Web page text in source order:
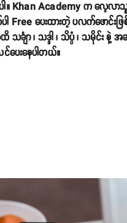
Khan Academy က လေ့လာသူ
ပေးထားတဲ့ ပလက်ဖောင်းဖ
င်္ချာ ၊ သဒ္ဒါ ၊ သိပ္ပံ ၊ သမိုင်း
ပေးနေပါတယ်။